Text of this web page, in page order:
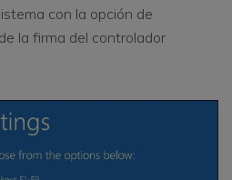
con la opción de
la firma del controlador